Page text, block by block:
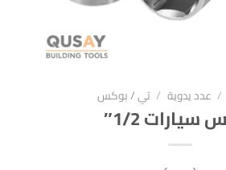
/ عدد يدوية / تي / بوكس
1/2″